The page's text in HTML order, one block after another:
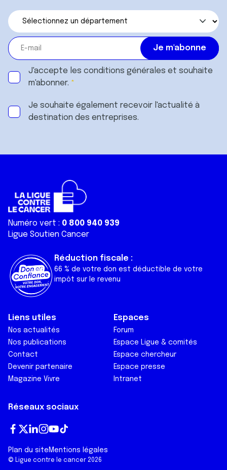
J'accepte les conditions générales et souhaite
m'abonner.
Je souhaite également recevoir l'actualité à
destination des entreprises.
Numéro vert : 0 800 940 939
Ligue Soutien Cancer
Réduction fiscale :
66 % de votre don est déductible de votre
impôt sur le revenu
Liens utiles
Nos actualités
Nos publications
Contact
Devenir partenaire
Magazine Vivre
Espaces
Forum
Espace Ligue & comités
Espace chercheur
Espace presse
Intranet
Réseaux sociaux
ce
bo
wi
tt
ke
dI
st
ag
ut
ub
To
k
© Ligue contre le cancer 2026
Plan du site Mentions légales